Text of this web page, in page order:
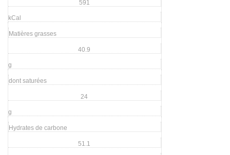
591
kCal
Matières grasses
40.9
g
dont saturées
24
g
Hydrates de carbone
51.1